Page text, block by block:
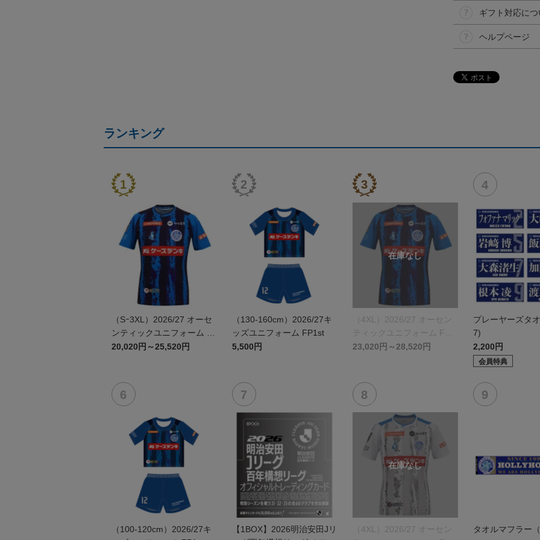
ギフト対応に
ヘルプページ
ランキング
（Sｰ3XL）2026/27 オーセ
ンティックユニフォーム F
P 1st
20,020円～25,520円
（130-160cm）2026/27キ
ッズユニフォーム FP1st
5,500円
（4XL）2026/27 オーセン
ティックユニフォーム FP 1
st
23,020円～28,520円
プレーヤーズタ
7)
2,200円
会員特典
（100-120cm）2026/27キ
【1BOX】2026明治安田Jリ
（4XL）2026/27 オーセン
タオルマフラー